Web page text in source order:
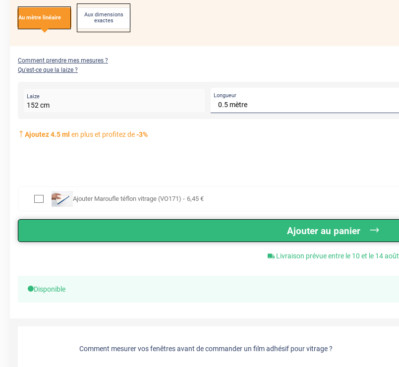
Au mètre linéaire
Aux dimensions
exactes
Comment prendre mes mesures ?
Qu'est-ce que la laize ?
Laize
152 cm
Longueur
Ajoutez4.5ml en plus et profitez de-3%
Ajouter Maroufle téflon vitrage (VO171) - 6,45 €
Ajouter au panier
Livraison prévue entre le 10 et le 14 août
Disponible
Comment mesurer vos fenêtres avant de commander un film adhésif pour vitrage ?